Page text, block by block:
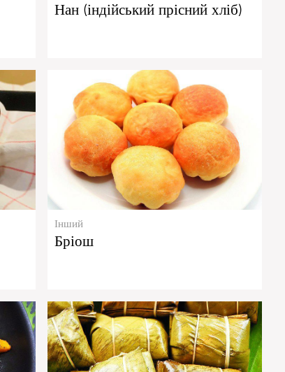
Нан (індійський прісний хліб)
Інший
Бріош